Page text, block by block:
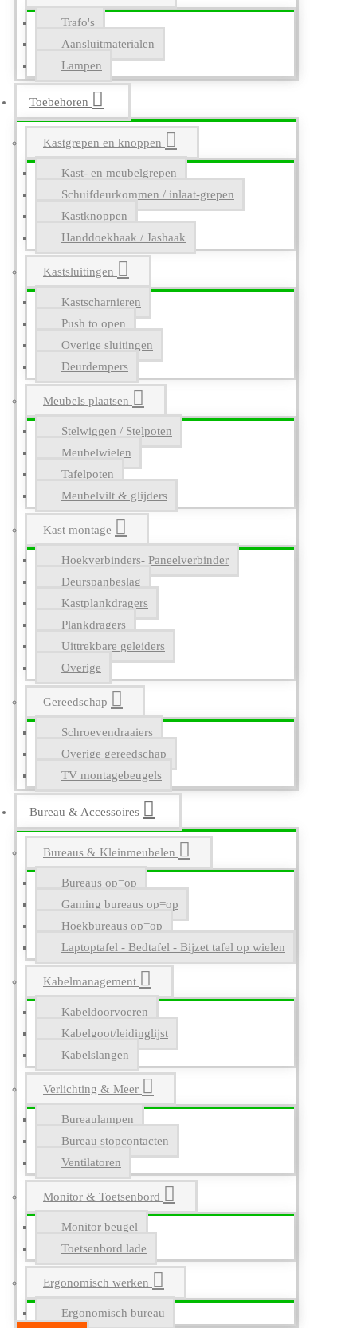
Trafo's
Aansluitmaterialen
Lampen
Toebehoren
Kastgrepen en knoppen
Kast- en meubelgrepen
Schuifdeurkommen / inlaat-grepen
Kastknoppen
Handdoekhaak / Jashaak
Kastsluitingen
Kastscharnieren
Push to open
Overige sluitingen
Deurdempers
Meubels plaatsen
Stelwiggen / Stelpoten
Meubelwielen
Tafelpoten
Meubelvilt & glijders
Kast montage
Hoekverbinders- Paneelverbinder
Deurspanbeslag
Kastplankdragers
Plankdragers
Uittrekbare geleiders
Overige
Gereedschap
Schroevendraaiers
Overige gereedschap
TV montagebeugels
Bureau & Accessoires
Bureaus & Kleinmeubelen
Bureaus op=op
Gaming bureaus op=op
Hoekbureaus op=op
Laptoptafel - Bedtafel - Bijzet tafel op wielen
Kabelmanagement
Kabeldoorvoeren
Kabelgoot/leidinglijst
Kabelslangen
Verlichting & Meer
Bureaulampen
Bureau stopcontacten
Ventilatoren
Monitor & Toetsenbord
Monitor beugel
Toetsenbord lade
Ergonomisch werken
Ergonomisch bureau